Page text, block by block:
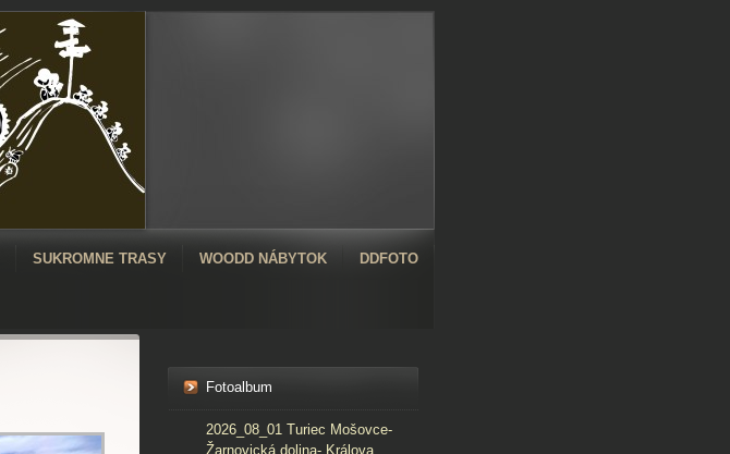
SUKROMNE TRASY WOODD NÁBYTOK DDFOTO
Fotoalbum
2026_08_01 Turiec Mošovce-
Žarnovická dolina- Králova